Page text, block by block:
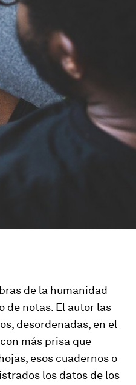
de la humanidad
de notas. El autor las
desordenadas, en el
más prisa que
esos cuadernos o
los datos de los